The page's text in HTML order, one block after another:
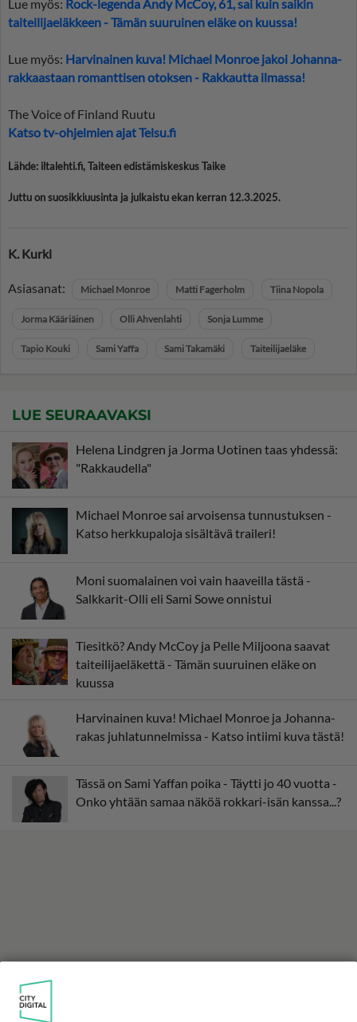
Lue myös: Rock-legenda Andy McCoy, 61, sai kuin saikin
taiteilijaeläkkeen - Tämän suuruinen eläke on kuussa!
Lue myös: Harvinainen kuva! Michael Monroe jakoi Johanna-
rakkaastaan romanttisen otoksen - Rakkautta ilmassa!
The Voice of Finland Ruutu
Katso tv-ohjelmien ajat Telsu.fi
Lähde: iltalehti.fi, Taiteen edistämiskeskus Taike
Juttu on suosikkiuusinta ja julkaistu ekan kerran 12.3.2025.
K. Kurki
Asiasanat: Michael Monroe Matti Fagerholm Tiina Nopola
Jorma Kääriäinen Olli Ahvenlahti Sonja Lumme
Tapio Kouki Sami Yaffa Sami Takamäki Taiteilijaeläke
LUE SEURAAVAKSI
Helena Lindgren ja Jorma Uotinen taas yhdessä:
"Rakkaudella"
Michael Monroe sai arvoisensa tunnustuksen -
Katso herkkupaloja sisältävä traileri!
Moni suomalainen voi vain haaveilla tästä -
Salkkarit-Olli eli Sami Sowe onnistui
Tiesitkö? Andy McCoy ja Pelle Miljoona saavat
taiteilijaeläkettä - Tämän suuruinen eläke on
kuussa
Harvinainen kuva! Michael Monroe ja Johanna-
rakas juhlatunnelmissa - Katso intiimi kuva tästä!
Tässä on Sami Yaffan poika - Täytti jo 40 vuotta -
Onko yhtään samaa näköä rokkari-isän kanssa...?